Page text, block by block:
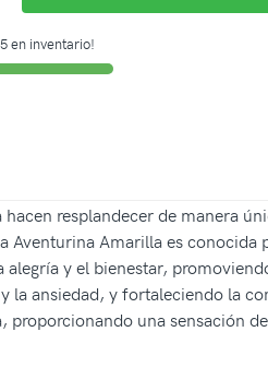
en inventario!
resplandecer de manera
Amarilla es conocida
y el bienestar,
la ansiedad, y fortaleciendo la
proporcionando una sensación